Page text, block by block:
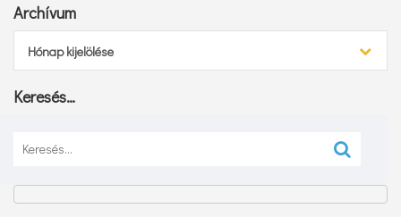
Archívum
Hónap kijelölése
Keresés…
Keresés: